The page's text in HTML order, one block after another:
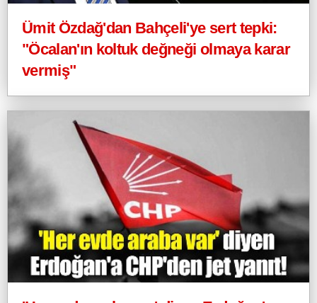
Ümit Özdağ'dan Bahçeli'ye sert tepki:
"Öcalan'ın koltuk değneği olmaya karar
vermiş"